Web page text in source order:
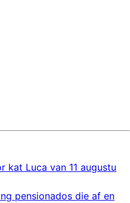
kat Luca van 11 augustu
pensionados die af en